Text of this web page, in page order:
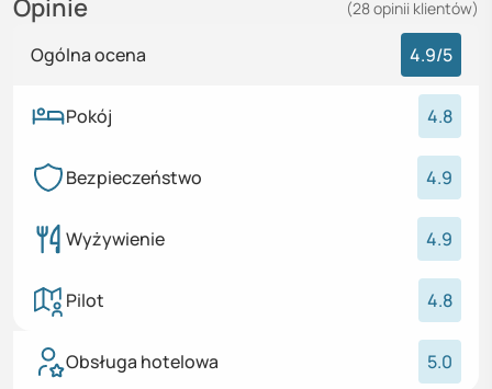
Opinie (28opinii klientów)
Ogólna ocena 4.9/5
Pokój 4.8
Bezpieczeństwo 4.9
Wyżywienie 4.9
Pilot 4.8
Obsługa hotelowa 5.0